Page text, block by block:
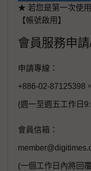
★ 若您是第一次使
【帳號啟用】
會員服務申
申請專線：
+886-02-87125398。
(週一至週五工作日
會員信箱：
(一個工作日內將回